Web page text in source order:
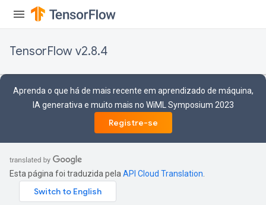
TensorFlow v2.8.4
Aprenda o que há de mais recente em aprendizado de máquina,
IA generativa e muito mais no WiML Symposium 2023
Registre-se
Esta página foi traduzida pela API Cloud Translation